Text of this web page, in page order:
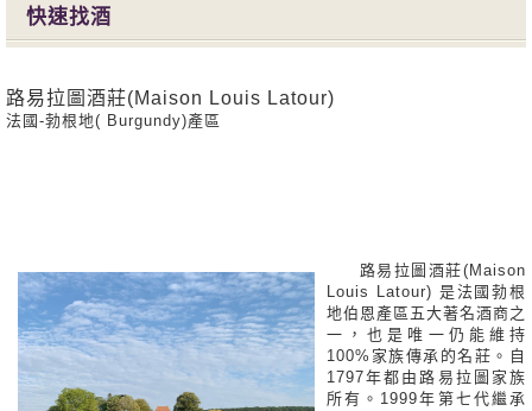
快速找酒
路易拉圖酒莊(Maison Louis Latour)
法國-勃根地( Burgundy)產區
路易拉圖酒莊(Maison
Louis Latour) 是法國勃根
地伯恩產區五大著名酒商之
一，也是唯一仍能維持
100%家族傳承的名莊。自
1797年都由路易拉圖家族
所有。1999年第七代繼承